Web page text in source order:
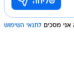
מסכים לתנאי השימוש